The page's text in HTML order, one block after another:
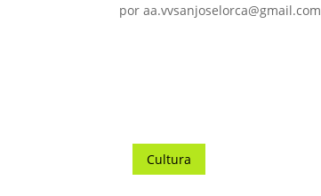
poraa.vvsanjoselorca@gmail.com
Cultura